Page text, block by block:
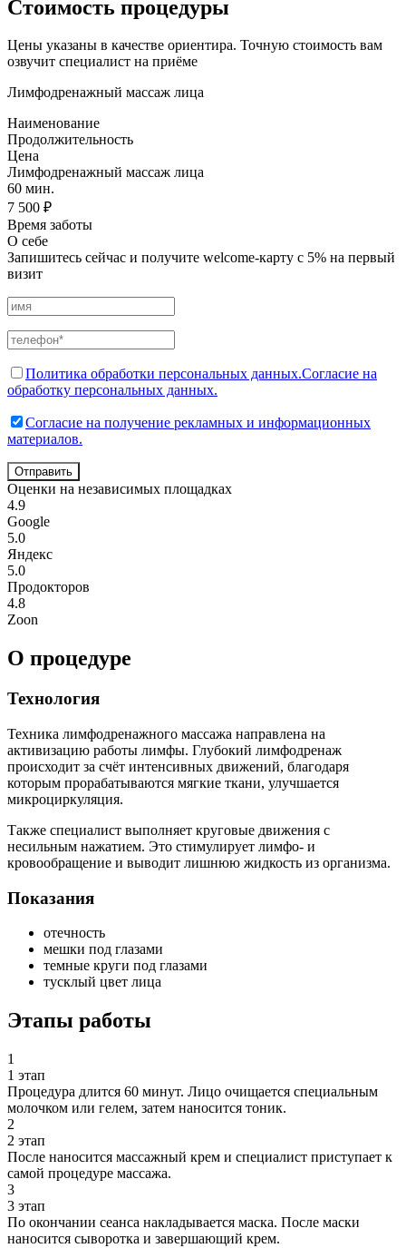
Стоимость процедуры
Цены указаны в качестве ориентира. Точную стоимость вам
озвучит специалист на приёме
Лимфодренажный массаж лица
Наименование
Продолжительность
Цена
Лимфодренажный массаж лица
60 мин.
7 500 ₽
Время заботы
О себе
Запишитесь сейчас и получите welcome-карту с 5% на первый
визит
Политика обработки персональных данных.Согласие на
обработку персональных данных.
Согласие на получение рекламных и информационных
материалов.
Отправить
Оценки на независимых площадках
4.9
Google
5.0
Яндекс
5.0
Продокторов
4.8
Zoon
О процедуре
Технология
Техника лимфодренажного массажа направлена на
активизацию работы лимфы. Глубокий лимфодренаж
происходит за счёт интенсивных движений, благодаря
которым прорабатываются мягкие ткани, улучшается
микроциркуляция.
Также специалист выполняет круговые движения с
несильным нажатием. Это стимулирует лимфо- и
кровообращение и выводит лишнюю жидкость из организма.
Показания
отечность
мешки под глазами
темные круги под глазами
тусклый цвет лица
Этапы работы
1
1 этап
Процедура длится 60 минут. Лицо очищается специальным
молочком или гелем, затем наносится тоник.
2
2 этап
После наносится массажный крем и специалист приступает к
самой процедуре массажа.
3
3 этап
По окончании сеанса накладывается маска. После маски
наносится сыворотка и завершающий крем.